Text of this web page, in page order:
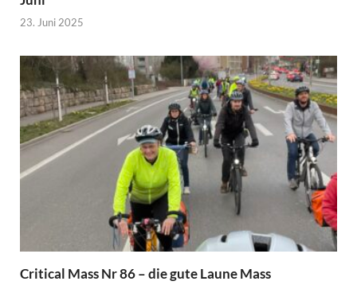
23. Juni 2025
Critical Mass Nr 86 – die gute Laune Mass